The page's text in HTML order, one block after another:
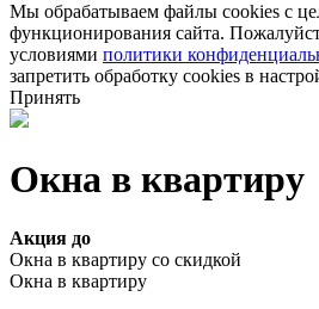
Мы обрабатываем файлы cookies с
функционирования сайта.
условиями политики
запретить обработку cookies в
Принять
Окна в квартиру
Акция до
Окна в квартиру со скидкой
Окна в квартиру